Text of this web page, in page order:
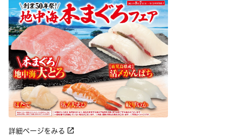
詳細ページをみる